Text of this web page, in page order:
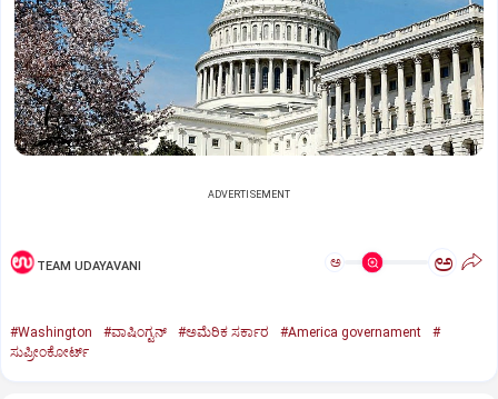
ADVERTISEMENT
TEAM UDAYAVANI ಅ ಅ
#Washington #ವಾಷಿಂಗ್ಟನ್‌ #ಅಮೆರಿಕ ಸರ್ಕಾರ #America governament
#
ಸುಪ್ರೀಂಕೋರ್ಟ್‌